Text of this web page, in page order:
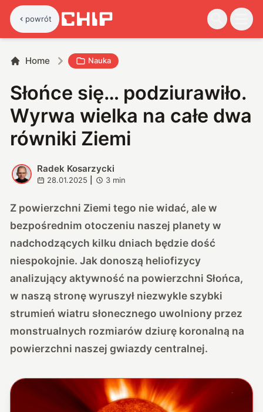
powrót
Home Nauka
Słońce się… podziurawiło.
Wyrwa wielka na całe dwa
równiki Ziemi
R
Radek Kosarzycki
28.01.2025 3 min
Z powierzchni Ziemi tego nie widać, ale w
bezpośrednim otoczeniu naszej planety w
nadchodzących kilku dniach będzie dość
niespokojnie. Jak donoszą heliofizycy
analizujący aktywność na powierzchni Słońca,
w naszą stronę wyruszył niezwykle szybki
strumień wiatru słonecznego uwolniony przez
monstrualnych rozmiarów dziurę koronalną na
powierzchni naszej gwiazdy centralnej.